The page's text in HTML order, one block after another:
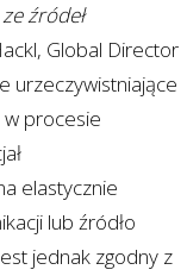
źródeł
Global Director
urzeczywistniające
w procesie
elastycznie
lub źródło
jednak zgodny z